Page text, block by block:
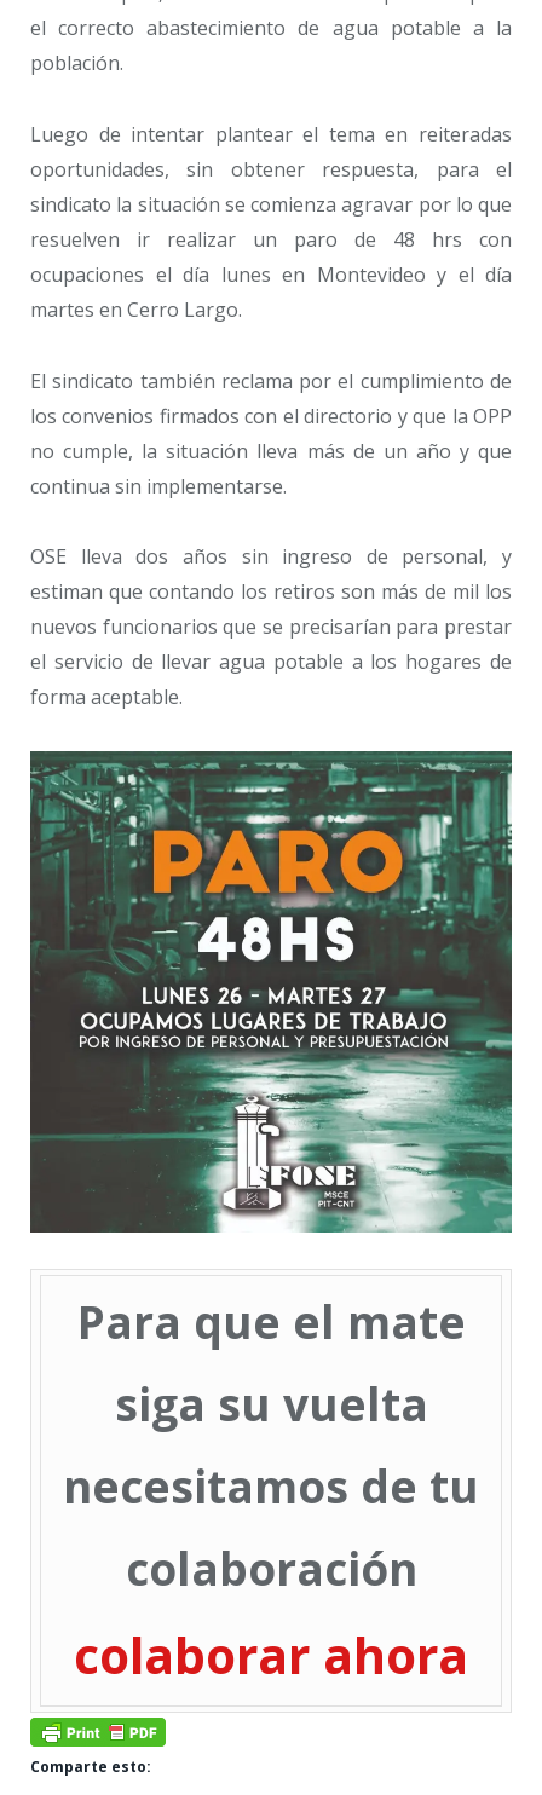
el correcto abastecimiento de agua potable a la
población.
Luego de intentar plantear el tema en reiteradas
oportunidades, sin obtener respuesta, para el
sindicato la situación se comienza agravar por lo que
resuelven ir realizar un paro de 48 hrs con
ocupaciones el día lunes en Montevideo y el día
martes en Cerro Largo.
El sindicato también reclama por el cumplimiento de
los convenios firmados con el directorio y que la OPP
no cumple, la situación lleva más de un año y que
continua sin implementarse.
OSE lleva dos años sin ingreso de personal, y
estiman que contando los retiros son más de mil los
nuevos funcionarios que se precisarían para prestar
el servicio de llevar agua potable a los hogares de
forma aceptable.
Para que el mate
siga su vuelta
necesitamos de tu
colaboración
colaborar ahora
Comparte esto: